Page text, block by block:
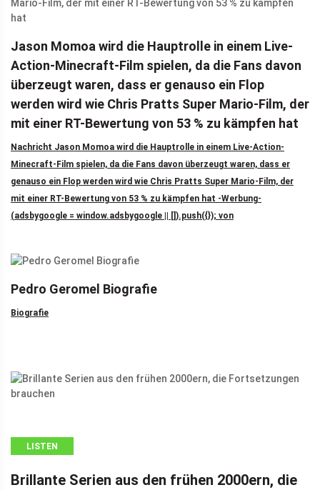
Jason Momoa wird die Hauptrolle in einem Live-
Action-Minecraft-Film spielen, da die Fans davon
überzeugt waren, dass er genauso ein Flop
werden wird wie Chris Pratts Super Mario-Film, der
mit einer RT-Bewertung von 53 % zu kämpfen hat
Nachricht Jason Momoa wird die Hauptrolle in einem Live-Action-
Minecraft-Film spielen, da die Fans davon überzeugt waren, dass er
genauso ein Flop werden wird wie Chris Pratts Super Mario-Film, der
mit einer RT-Bewertung von 53 % zu kämpfen hat -Werbung-
(adsbygoogle = window.adsbygoogle || []).push({}); von
Pedro Geromel Biografie
Biografie
LISTEN
Brillante Serien aus den frühen 2000ern, die